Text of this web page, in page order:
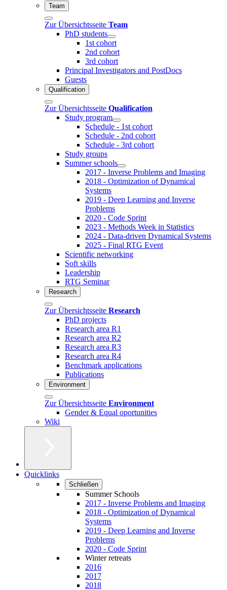
Team
Zur Übersichtsseite Team
PhD students
1st cohort
2nd cohort
3rd cohort
Principal Investigators and PostDocs
Guests
Qualification
Zur Übersichtsseite Qualification
Study program
Schedule - 1st cohort
Schedule - 2nd cohort
Schedule - 3rd cohort
Study groups
Summer schools
2017 - Inverse Problems and Imaging
2018 - Optimization of Dynamical
Systems
2019 - Deep Learning and Inverse
Problems
2020 - Code Sprint
2023 - Methods Week in Statistics
2024 - Data-driven Dynamical Systems
2025 - Final RTG Event
Scientific networking
Soft skills
Leadership
RTG Seminar
Research
Zur Übersichtsseite Research
PhD projects
Research area R1
Research area R2
Research area R3
Research area R4
Benchmark applications
Publications
Environment
Zur Übersichtsseite Environment
Gender & Equal oportunities
Wiki
Quicklinks
Schließen
Summer Schools
2017 - Inverse Problems and Imaging
2018 - Optimization of Dynamical
Systems
2019 - Deep Learning and Inverse
Problems
2020 - Code Sprint
Winter retreats
2016
2017
2018